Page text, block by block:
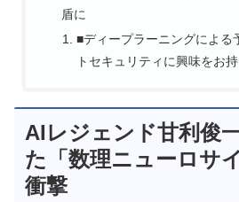
盾に
■ディープラーニングによる
トセキュリティに興味をお
AIレジェンド甘利俊
た「数理ニューロサ
衝撃